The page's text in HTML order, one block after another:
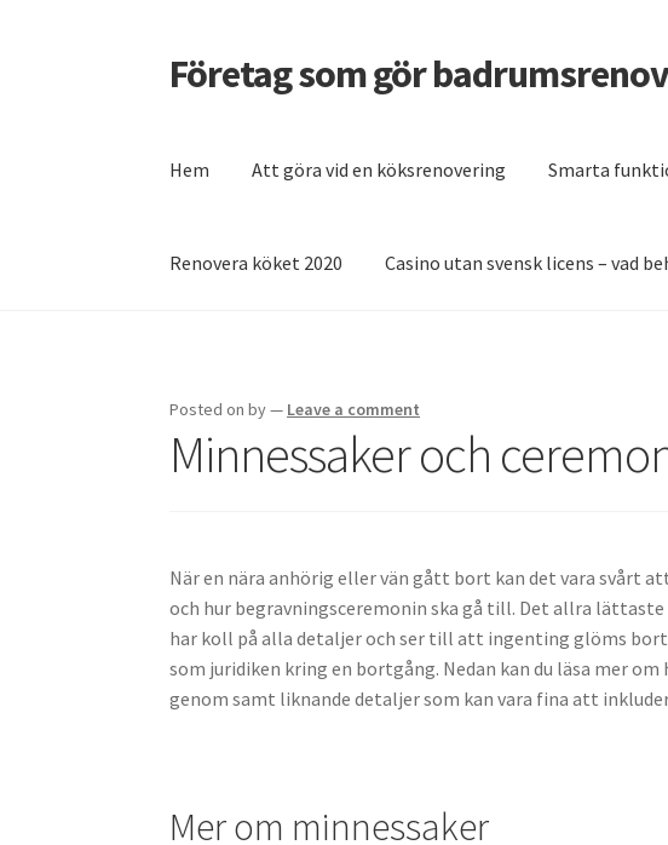
Skip
to
Skip
to
Företag som gör
Hem Att göra vid en köksrenovering Smarta
Renovera köket 2020 Casino utan svensk licens – vad
Vilket snabblån är bäst?
Posted onby— Leave a comment
Minnessaker och
När en nära anhörig eller vän gått bort kan det vara svårt
och hur begravningsceremonin ska gå till. Det allra
har koll på alla detaljer och ser till att ingenting glöms
som juridiken kring en bortgång. Nedan kan du läsa mer
genom samt liknande detaljer som kan vara fina att
Mer om minnessaker